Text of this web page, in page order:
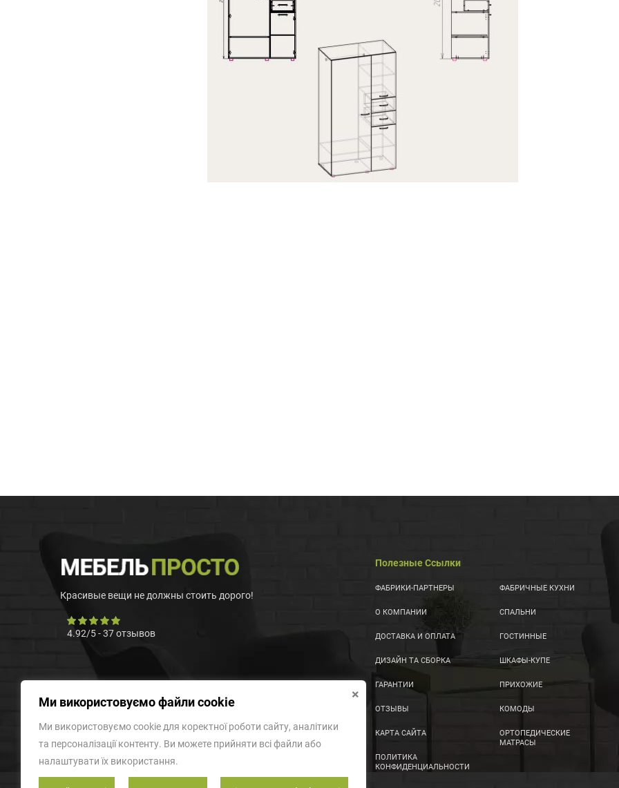
Красивые вещи не должны стоить дорого!
4.92/5-37отзывов
Полезные Ссылки
ФАБРИКИ-ПАРТНЕРЫ
О КОМПАНИИ
ДОСТАВКА И ОПЛАТА
ДИЗАЙН ТА СБОРКА
ГАРАНТИИ
ОТЗЫВЫ
КАРТА САЙТА
ПОЛИТИКА
КОНФИДЕНЦИАЛЬНОСТИ
ФАБРИЧНЫЕ КУХНИ
СПАЛЬНИ
ГОСТИННЫЕ
ШКАФЫ-КУПЕ
ПРИХОЖИЕ
КОМОДЫ
ОРТОПЕДИЧЕСКИЕ
МАТРАСЫ
×
Ми використовуємо файли cookie
Ми використовуємо cookie для коректної роботи сайту, аналітики
та персоналізації контенту. Ви можете прийняти всі файли або
налаштувати їх використання.